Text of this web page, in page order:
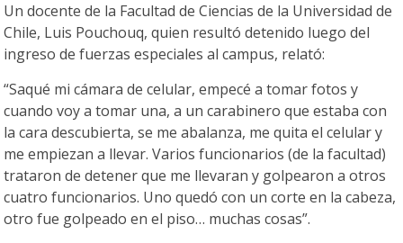
Un docente de la Facultad de Ciencias de la Universidad de
Chile, Luis Pouchouq, quien resultó detenido luego del
ingreso de fuerzas especiales al campus, relató:
“Saqué mi cámara de celular, empecé a tomar fotos y
cuando voy a tomar una, a un carabinero que estaba con
la cara descubierta, se me abalanza, me quita el celular y
me empiezan a llevar. Varios funcionarios (de la facultad)
trataron de detener que me llevaran y golpearon a otros
cuatro funcionarios. Uno quedó con un corte en la cabeza,
otro fue golpeado en el piso… muchas cosas”.